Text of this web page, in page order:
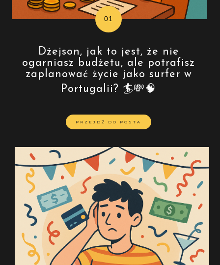
Dżejson, jak to jest, że nie
ogarniasz budżetu, ale potrafisz
zaplanować życie jako surfer w
Portugalii? 🏄💸🧠
PRZEJDŹ DO POSTA